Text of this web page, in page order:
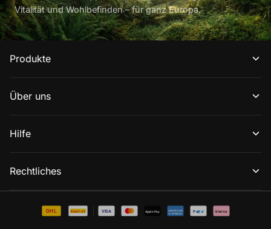
Vitalität und Wohlbefinden – für ganz Europa.
Produkte
Über uns
Hilfe
Rechtliches
DHL POST AT VISA Apple Pay
AMERICAN
EXPRESS
PayPal klarna